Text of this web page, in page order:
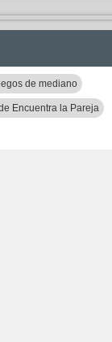
de mediano
Encuentra la Pareja